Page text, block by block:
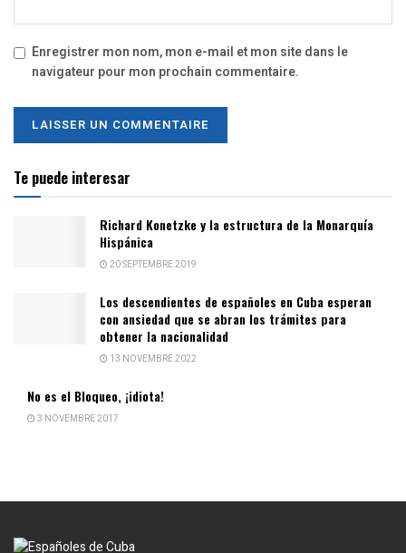
Enregistrer mon nom, mon e-mail et mon site dans le
navigateur pour mon prochain commentaire.
Te puede interesar
Richard Konetzke y la estructura de la Monarquía
Hispánica
20 SEPTEMBRE 2019
Los descendientes de españoles en Cuba esperan
con ansiedad que se abran los trámites para
obtener la nacionalidad
13 NOVEMBRE 2022
No es el Bloqueo, ¡idiota!
3 NOVEMBRE 2017